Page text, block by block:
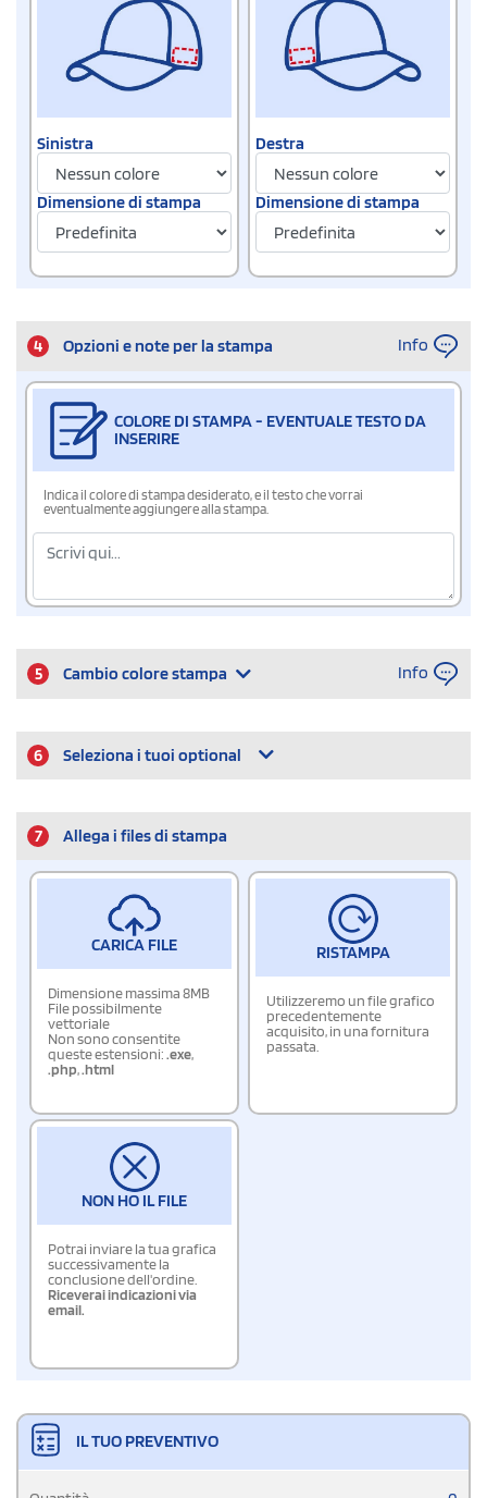
Sinistra
Dimensione di stampa
Destra
Dimensione di stampa
4 Opzioni e note per la stampa Info
COLORE DI STAMPA - EVENTUALE TESTO DA
INSERIRE
Indica il colore di stampa desiderato, e il testo che vorrai
eventualmente aggiungere alla stampa.
5 Cambio colore stampa Info
6 Seleziona i tuoi optional
7 Allega i files di stampa
CARICA FILE
Dimensione massima 8MB
File possibilmente
vettoriale
Non sono consentite
queste estensioni:.exe,
.php,.html
RISTAMPA
Utilizzeremo un file grafico
precedentemente
acquisito, in una fornitura
passata.
NON HO IL FILE
Potrai inviare la tua grafica
successivamente la
conclusione dell'ordine.
Riceverai indicazioni via
email.
IL TUO PREVENTIVO